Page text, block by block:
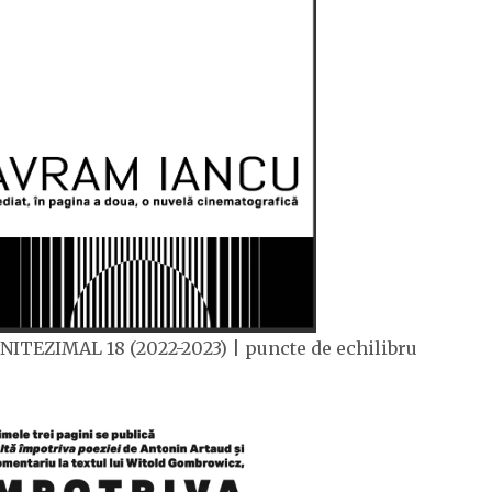
18 (2022-2023) | puncte de echilibru